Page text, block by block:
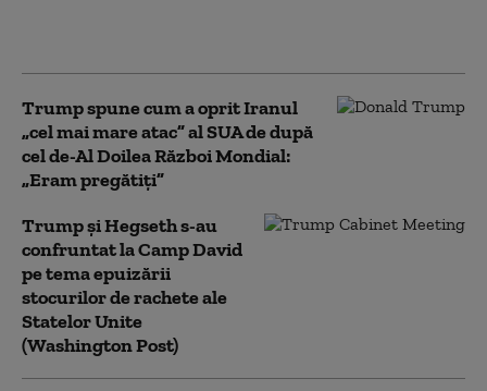
Trump spune cum a oprit Iranul
„cel mai mare atac” al SUA de după
cel de-Al Doilea Război Mondial:
„Eram pregătiți”
Trump şi Hegseth s-au
confruntat la Camp David
pe tema epuizării
stocurilor de rachete ale
Statelor Unite
(Washington Post)